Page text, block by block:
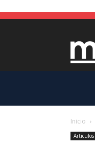
Inicio
Articulos